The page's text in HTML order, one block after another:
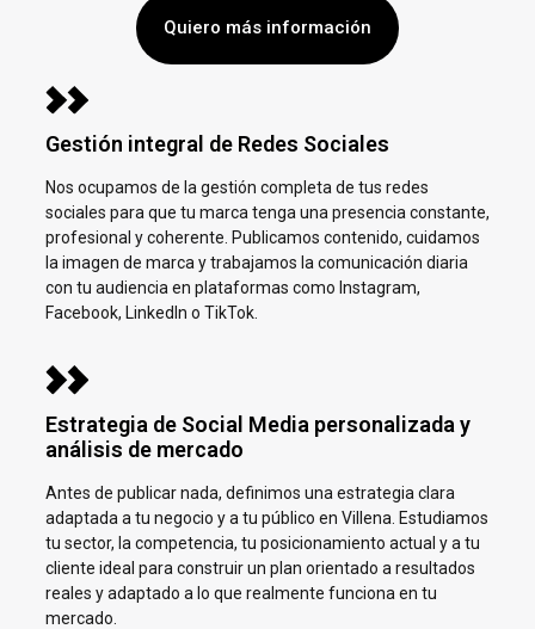
Quiero más información
Gestión integral de Redes Sociales
Nos ocupamos de la gestión completa de tus redes
sociales para que tu marca tenga una presencia constante,
profesional y coherente. Publicamos contenido, cuidamos
la imagen de marca y trabajamos la comunicación diaria
con tu audiencia en plataformas como Instagram,
Facebook, LinkedIn o TikTok.
Estrategia de Social Media personalizada y
análisis de mercado
Antes de publicar nada, definimos una estrategia clara
adaptada a tu negocio y a tu público en Villena. Estudiamos
tu sector, la competencia, tu posicionamiento actual y a tu
cliente ideal para construir un plan orientado a resultados
reales y adaptado a lo que realmente funciona en tu
mercado.